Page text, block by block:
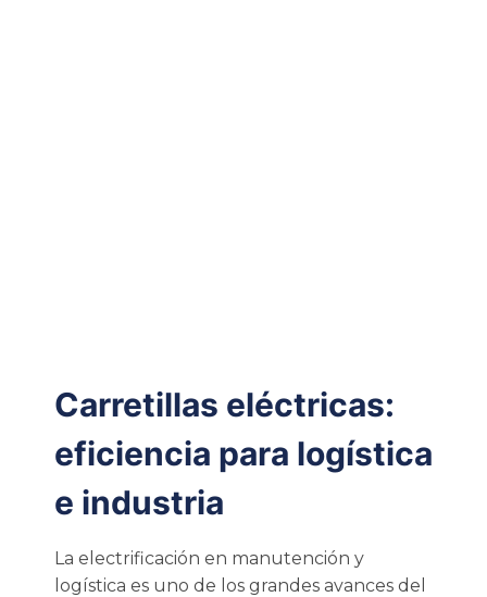
Carretillas eléctricas:
eficiencia para logística
e industria
La electrificación en manutención y
logística es uno de los grandes avances del